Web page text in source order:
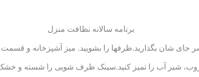
برنامه سالانه نظافت منزل
جای شان بگذارید.ظرف‏ها را بشویید. میز آشپزخانه و قسمت
شیر آب را تمیز کنید.سینک ظرف شویی را شسته و خشک